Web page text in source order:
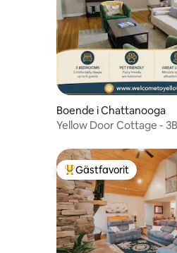
Boende i Chattanooga
Yellow Door Cottage -
Populär gästfavorit
Gästfavorit